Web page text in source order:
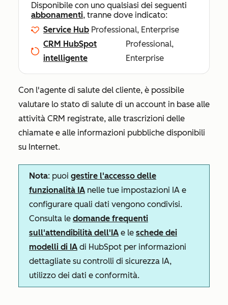
Disponibile con uno qualsiasi dei seguenti
abbonamenti, tranne dove indicato:
Service Hub Professional, Enterprise
CRM HubSpot
intelligente
Professional,
Enterprise
Con l'agente di salute del cliente, è possibile
valutare lo stato di salute di un account in base alle
attività CRM registrate, alle trascrizioni delle
chiamate e alle informazioni pubbliche disponibili
su Internet.
Nota: puoi gestire l'accesso delle
funzionalità IA nelle tue impostazioni IA e
configurare quali dati vengono condivisi.
Consulta le domande frequenti
sull'attendibilità dell'IA e le schede dei
modelli di IA di HubSpot per informazioni
dettagliate su controlli di sicurezza IA,
utilizzo dei dati e conformità.